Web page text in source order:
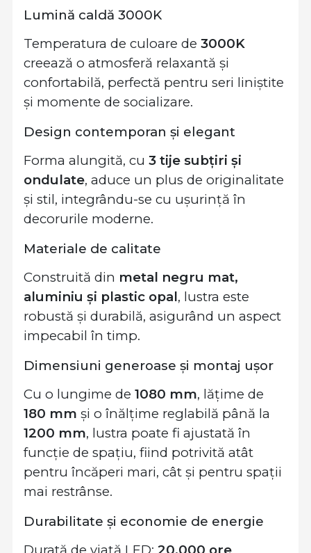
Lumină caldă 3000K
Temperatura de culoare de 3000K
creează o atmosferă relaxantă și
confortabilă, perfectă pentru seri liniștite
și momente de socializare.
Design contemporan și elegant
Forma alungită, cu 3 tije subțiri și
ondulate, aduce un plus de originalitate
și stil, integrându-se cu ușurință în
decorurile moderne.
Materiale de calitate
Construită din metal negru mat,
aluminiu și plastic opal, lustra este
robustă și durabilă, asigurând un aspect
impecabil în timp.
Dimensiuni generoase și montaj ușor
Cu o lungime de 1080 mm, lățime de
180 mm și o înălțime reglabilă până la
1200 mm, lustra poate fi ajustată în
funcție de spațiu, fiind potrivită atât
pentru încăperi mari, cât și pentru spații
mai restrânse.
Durabilitate și economie de energie